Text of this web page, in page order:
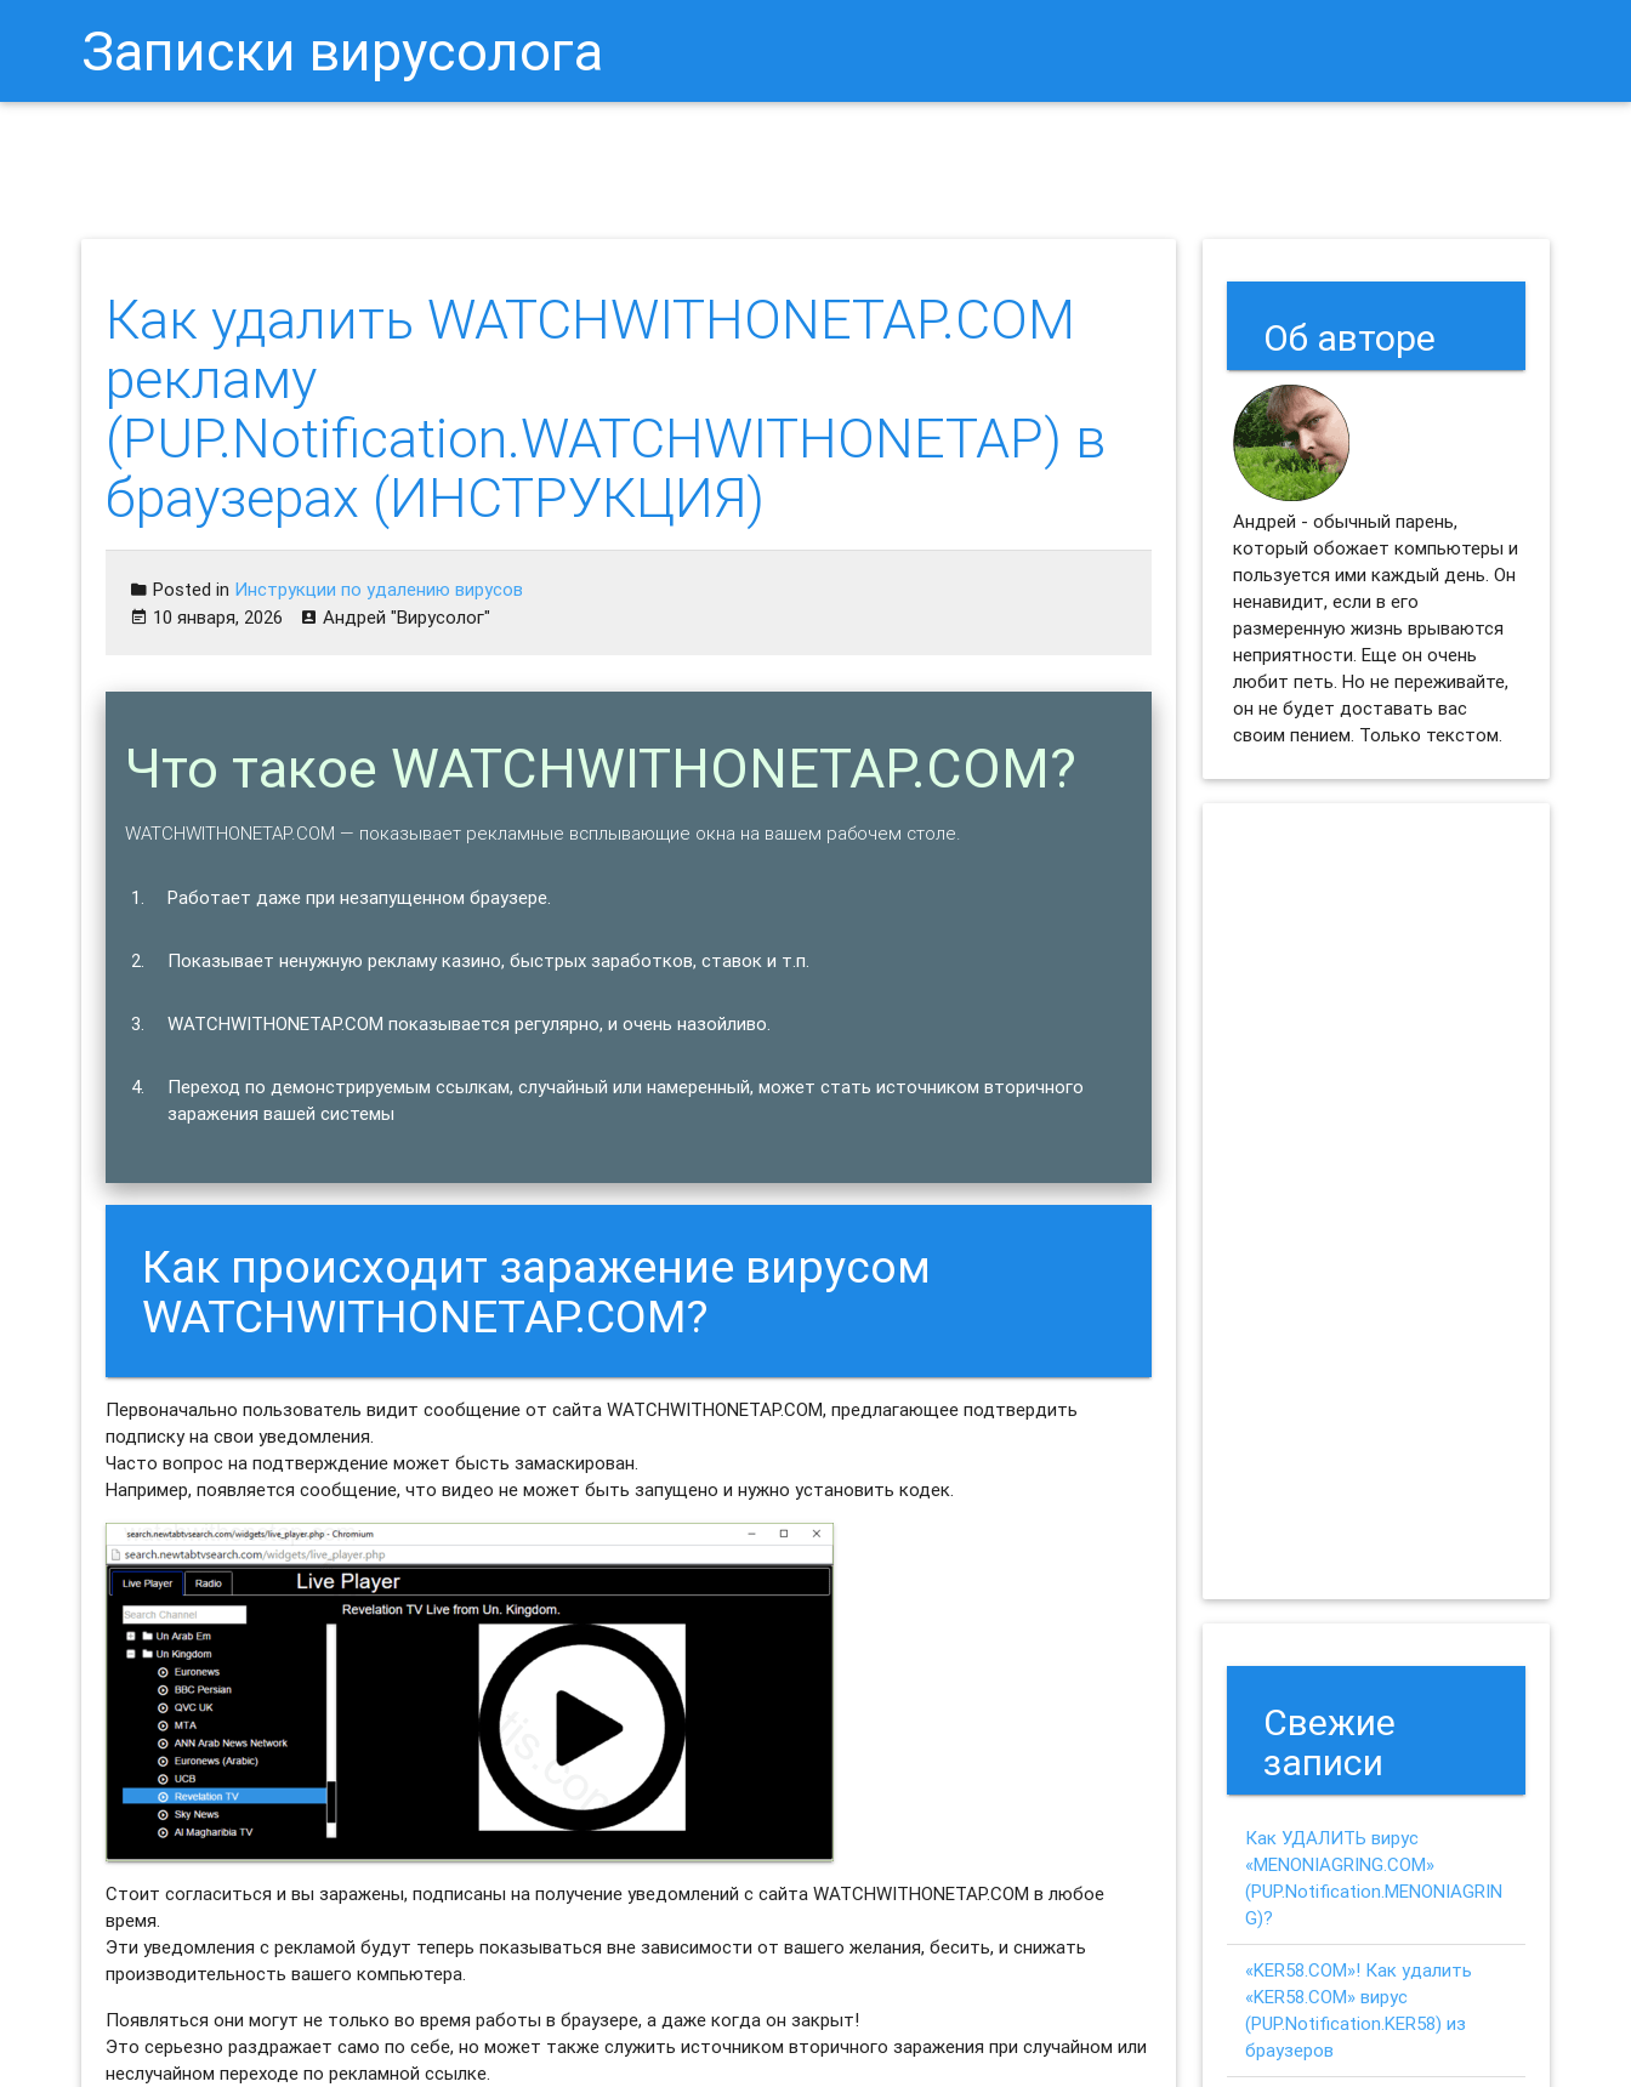
Записки вирусолога
Как удалить WATCHWITHONETAP.COM
рекламу
(PUP.Notification.WATCHWITHONETAP) в
браузерах (ИНСТРУКЦИЯ)
Posted in Инструкции по удалению вирусов
10 января, 2026
Андрей "Вирусолог"
Что такое WATCHWITHONETAP.COM?
WATCHWITHONETAP.COM — показывает рекламные всплывающие окна на вашем рабочем столе.
Работает даже при незапущенном браузере.
Показывает ненужную рекламу казино, быстрых заработков, ставок и т.п.
WATCHWITHONETAP.COM показывается регулярно, и очень назойливо.
Переход по демонстрируемым ссылкам, случайный или намеренный, может стать источником вторичного
заражения вашей системы
Как происходит заражение вирусом
WATCHWITHONETAP.COM?
Первоначально пользователь видит сообщение от сайта WATCHWITHONETAP.COM, предлагающее подтвердить
подписку на свои уведомления.
Часто вопрос на подтверждение может бысть замаскирован.
Например, появляется сообщение, что видео не может быть запущено и нужно установить кодек.
Стоит согласиться и вы заражены, подписаны на получение уведомлений с сайта WATCHWITHONETAP.COM в любое
время.
Эти уведомления с рекламой будут теперь показываться вне зависимости от вашего желания, бесить, и снижать
производительность вашего компьютера.
Появляться они могут не только во время работы в браузере, а даже когда он закрыт!
Это серьезно раздражает само по себе, но может также служить источником вторичного заражения при случайном или
неслучайном переходе по рекламной ссылке.
Об авторе
Андрей - обычный парень,
который обожает компьютеры и
пользуется ими каждый день. Он
ненавидит, если в его
размеренную жизнь врываются
неприятности. Еще он очень
любит петь. Но не переживайте,
он не будет доставать вас
своим пением. Только текстом.
Свежие
записи
Как УДАЛИТЬ вирус
«MENONIAGRING.COM»
(PUP.Notification.MENONIAGRIN
G)?
«KER58.COM»! Как удалить
«KER58.COM» вирус
(PUP.Notification.KER58) из
браузеров